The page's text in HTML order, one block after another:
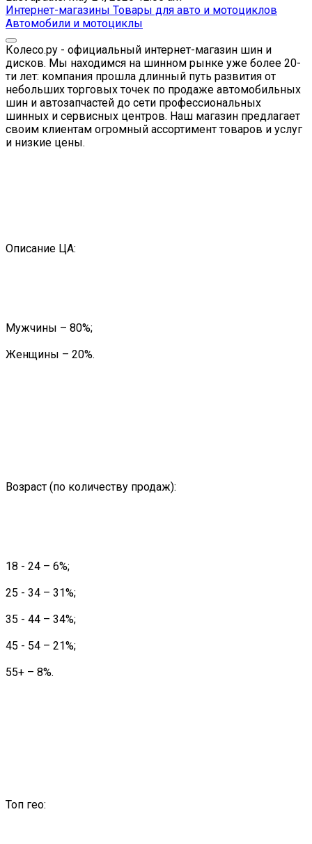
Интернет-магазины Товары для авто и мотоциклов
Автомобили и мотоциклы
Колесо.ру - официальный интернет-магазин шин и
дисков. Мы находимся на шинном рынке уже более 20-
ти лет: компания прошла длинный путь развития от
небольших торговых точек по продаже автомобильных
шин и автозапчастей до сети профессиональных
шинных и сервисных центров. Наш магазин предлагает
своим клиентам огромный ассортимент товаров и услуг
и низкие цены.
Описание ЦА:
Мужчины – 80%;
Женщины – 20%.
Возраст (по количеству продаж):
18 - 24 – 6%;
25 - 34 – 31%;
35 - 44 – 34%;
45 - 54 – 21%;
55+ – 8%.
Топ гео: